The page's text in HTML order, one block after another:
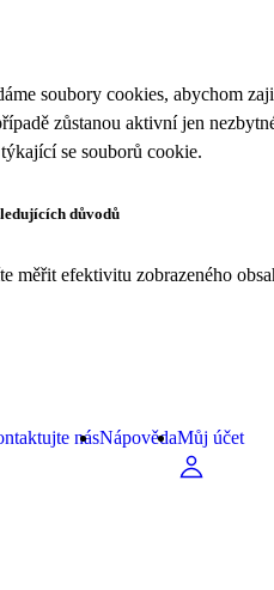
soubory cookies, abychom
zůstanou aktivní jen
se souborů cookie.
důvodů
měřit efektivitu zobrazeného
násNápovědaMůj účet